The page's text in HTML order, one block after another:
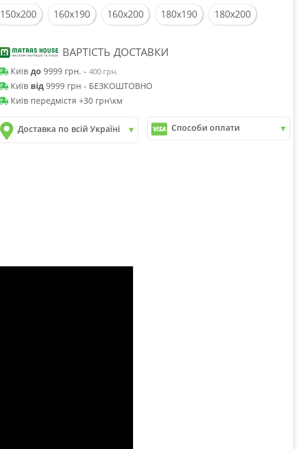
150x200 160x190 160x200 180x190 180x200
ВАРТІСТЬ ДОСТАВКИ
Київ до 9999 грн. - 400 грн.
Київ від9999 грн - БЕЗКОШТОВНО
Київ передмістя +30 грн\км
Доставка по всій Україні Способи оплати